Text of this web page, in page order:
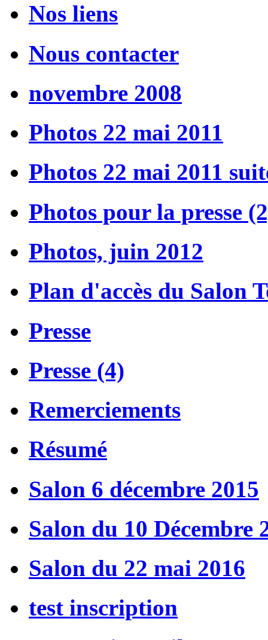
Nos liens
Nous contacter
novembre 2008
Photos 22 mai 2011
Photos 22 mai 2011
Photos pour la presse
Photos, juin 2012
Plan d'accès du Salon
Presse
Presse (4)
Remerciements
Résumé
Salon 6 décembre 2015
Salon du 10 Décembre
Salon du 22 mai 2016
test inscription